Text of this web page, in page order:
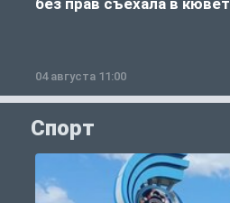
04 августа 11:00
Спорт